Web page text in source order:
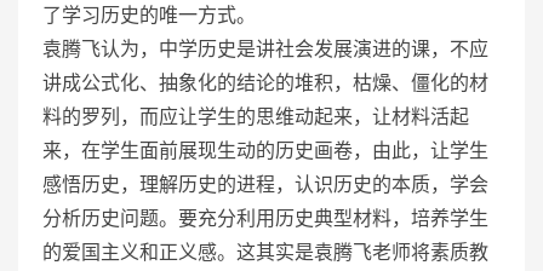
了学习历史的唯一方式。
袁腾飞认为，中学历史是讲社会发展演进的课，不应
讲成公式化、抽象化的结论的堆积，枯燥、僵化的材
料的罗列，而应让学生的思维动起来，让材料活起
来，在学生面前展现生动的历史画卷，由此，让学生
感悟历史，理解历史的进程，认识历史的本质，学会
分析历史问题。要充分利用历史典型材料，培养学生
的爱国主义和正义感。这其实是袁腾飞老师将素质教